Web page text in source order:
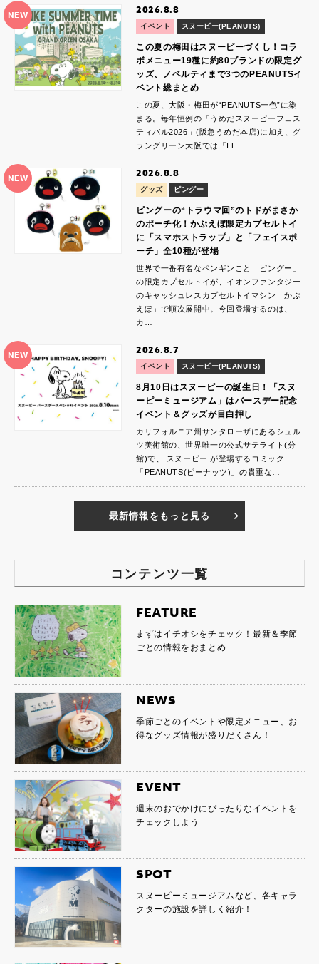
NEW 2026.8.8
イベント スヌーピー(PEANUTS)
この夏の梅田はスヌーピーづくし！コラ
ボメニュー19種に約80ブランドの限定グ
ッズ、ノベルティまで3つのPEANUTSイ
ベント総まとめ
この夏、大阪・梅田が“PEANUTS一色”に染
まる。毎年恒例の「うめだスヌーピーフェス
ティバル2026」(阪急うめだ本店)に加え、グ
ラングリーン大阪では「I L…
NEW 2026.8.8
グッズ ピングー
ピングーの“トラウマ回”のトドがまさか
のポーチ化！かぷえぼ限定カプセルトイ
に「スマホストラップ」と「フェイスポ
ーチ」全10種が登場
世界で一番有名なペンギンこと「ピングー」
の限定カプセルトイが、イオンファンタジー
のキャッシュレスカプセルトイマシン「かぷ
えぼ」で順次展開中。今回登場するのは、
カ…
NEW 2026.8.7
イベント スヌーピー(PEANUTS)
8月10日はスヌーピーの誕生日！「スヌ
ーピーミュージアム」はバースデー記念
イベント＆グッズが目白押し
カリフォルニア州サンタローザにあるシュル
ツ美術館の、世界唯一の公式サテライト(分
館)で、 スヌーピー が登場するコミック
「PEANUTS(ピーナッツ)」の貴重な…
最新情報をもっと見る
コンテンツ一覧
FEATURE
まずはイチオシをチェック！最新＆季節
ごとの情報をおまとめ
NEWS
季節ごとのイベントや限定メニュー、お
得なグッズ情報が盛りだくさん！
EVENT
週末のおでかけにぴったりなイベントを
チェックしよう
SPOT
スヌーピーミュージアムなど、各キャラ
クターの施設を詳しく紹介！